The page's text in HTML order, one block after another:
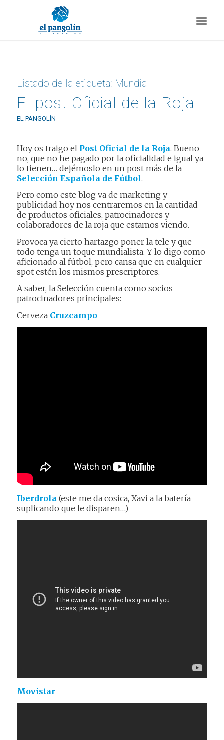
Listado de la etiqueta: Mundial
El post Oficial de la Roja
EL PANGOLÍN
Hoy os traigo el Post Oficial de la Roja. Bueno
no, que no he pagado por la oficialidad e igual ya
lo tienen… dejémoslo en un post más de la
Selección Española de Fútbol.
Pero como este blog va de marketing y
publicidad hoy nos centraremos en la cantidad
de productos oficiales, patrocinadores y
colaboradores de la roja que estamos viendo.
Provoca ya cierto hartazgo poner la tele y que
todo tenga un toque mundialista. Y lo digo como
aficionado al fútbol, pero cansa que en cualquier
spot estén los mismos prescriptores.
A saber, la Selección cuenta como socios
patrocinadores principales:
Cerveza Cruzcampo
Iberdrola(este me da cosica, Xavi a la batería
suplicando que le disparen…)
Movistar